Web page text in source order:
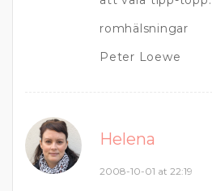
romhälsningar
Peter Loewe
Helena
2008-10-01 at 22:19